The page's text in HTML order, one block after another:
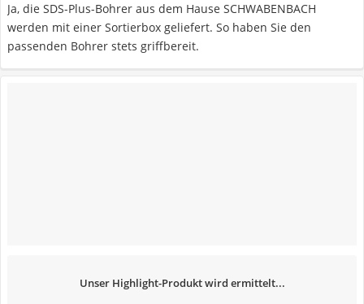
Ja, die SDS-Plus-Bohrer aus dem Hause SCHWABENBACH
werden mit einer Sortierbox geliefert. So haben Sie den
passenden Bohrer stets griffbereit.
Unser Highlight-Produkt wird ermittelt...